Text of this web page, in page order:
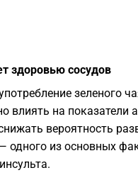
здоровью сосудов
зеленого
влиять на показатели
вероятность
одного из основных